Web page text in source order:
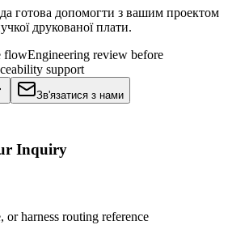
готова допомогти з вашим проектом
друкованої плати.
flowEngineering review before
support
Зв'язатися з нами
Inquiry
or harness routing reference